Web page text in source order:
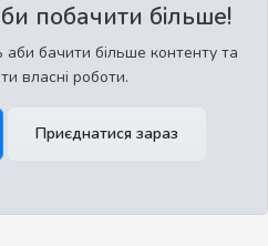
побачити більше!
бачити більше контенту та
власні роботи.
Приєднатися зараз